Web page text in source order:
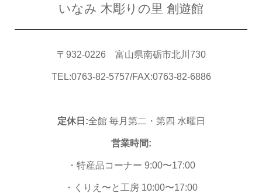
いなみ 木彫りの里 創遊館
〒932-0226 富山県南砺市北川730
TEL:0763-82-5757/FAX:0763-82-6886
定休日:全館 毎月第二・第四 水曜日
営業時間:
・特産品コーナー 9:00〜17:00
・くりえ〜と工房 10:00〜17:00